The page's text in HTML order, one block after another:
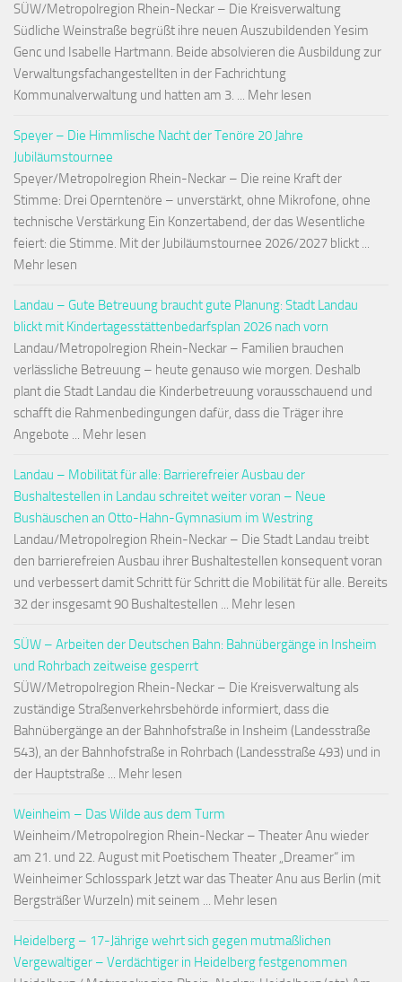
SÜW/Metropolregion Rhein-Neckar – Die Kreisverwaltung
Südliche Weinstraße begrüßt ihre neuen Auszubildenden Yesim
Genc und Isabelle Hartmann. Beide absolvieren die Ausbildung zur
Verwaltungsfachangestellten in der Fachrichtung
Kommunalverwaltung und hatten am 3. ... Mehr lesen
Speyer – Die Himmlische Nacht der Tenöre 20 Jahre
Jubiläumstournee
Speyer/Metropolregion Rhein-Neckar – Die reine Kraft der
Stimme: Drei Operntenöre – unverstärkt, ohne Mikrofone, ohne
technische Verstärkung Ein Konzertabend, der das Wesentliche
feiert: die Stimme. Mit der Jubiläumstournee 2026/2027 blickt ...
Mehr lesen
Landau – Gute Betreuung braucht gute Planung: Stadt Landau
blickt mit Kindertagesstättenbedarfsplan 2026 nach vorn
Landau/Metropolregion Rhein-Neckar – Familien brauchen
verlässliche Betreuung – heute genauso wie morgen. Deshalb
plant die Stadt Landau die Kinderbetreuung vorausschauend und
schafft die Rahmenbedingungen dafür, dass die Träger ihre
Angebote ... Mehr lesen
Landau – Mobilität für alle: Barrierefreier Ausbau der
Bushaltestellen in Landau schreitet weiter voran – Neue
Bushäuschen an Otto-Hahn-Gymnasium im Westring
Landau/Metropolregion Rhein-Neckar – Die Stadt Landau treibt
den barrierefreien Ausbau ihrer Bushaltestellen konsequent voran
und verbessert damit Schritt für Schritt die Mobilität für alle. Bereits
32 der insgesamt 90 Bushaltestellen ... Mehr lesen
SÜW – Arbeiten der Deutschen Bahn: Bahnübergänge in Insheim
und Rohrbach zeitweise gesperrt
SÜW/Metropolregion Rhein-Neckar – Die Kreisverwaltung als
zuständige Straßenverkehrsbehörde informiert, dass die
Bahnübergänge an der Bahnhofstraße in Insheim (Landesstraße
543), an der Bahnhofstraße in Rohrbach (Landesstraße 493) und in
der Hauptstraße ... Mehr lesen
Weinheim – Das Wilde aus dem Turm
Weinheim/Metropolregion Rhein-Neckar – Theater Anu wieder
am 21. und 22. August mit Poetischem Theater „Dreamer“ im
Weinheimer Schlosspark Jetzt war das Theater Anu aus Berlin (mit
Bergsträßer Wurzeln) mit seinem ... Mehr lesen
Heidelberg – 17-Jährige wehrt sich gegen mutmaßlichen
Vergewaltiger – Verdächtiger in Heidelberg festgenommen